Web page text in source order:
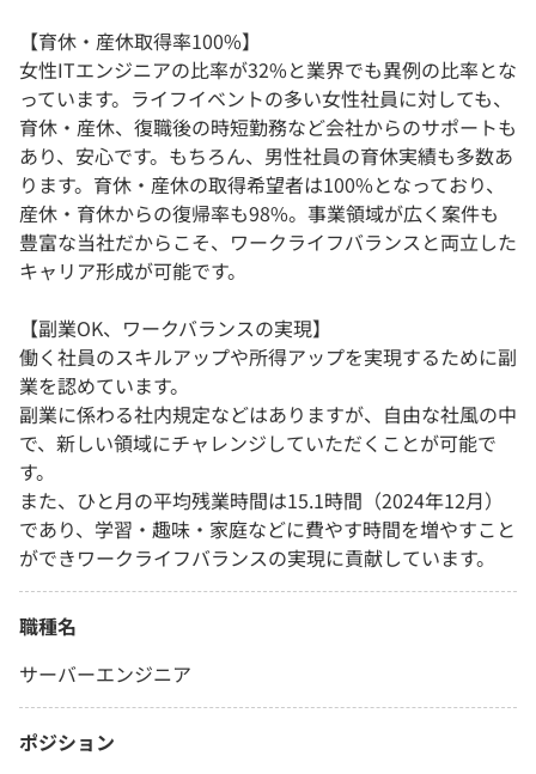
【育休・産休取得率100%】
女性ITエンジニアの比率が32%と業界でも異例の比率とな
っています。ライフイベントの多い女性社員に対しても、
育休・産休、復職後の時短勤務など会社からのサポートも
あり、安心です。もちろん、男性社員の育休実績も多数あ
ります。育休・産休の取得希望者は100%となっており、
産休・育休からの復帰率も98%。事業領域が広く案件も
豊富な当社だからこそ、ワークライフバランスと両立した
キャリア形成が可能です。
【副業OK、ワークバランスの実現】
働く社員のスキルアップや所得アップを実現するために副
業を認めています。
副業に係わる社内規定などはありますが、自由な社風の中
で、新しい領域にチャレンジしていただくことが可能で
す。
また、ひと月の平均残業時間は15.1時間（2024年12月）
であり、学習・趣味・家庭などに費やす時間を増やすこと
ができワークライフバランスの実現に貢献しています。
職種名
サーバーエンジニア
ポジション